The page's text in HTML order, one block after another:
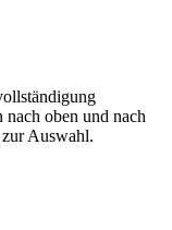
oben und nach
Auswahl.